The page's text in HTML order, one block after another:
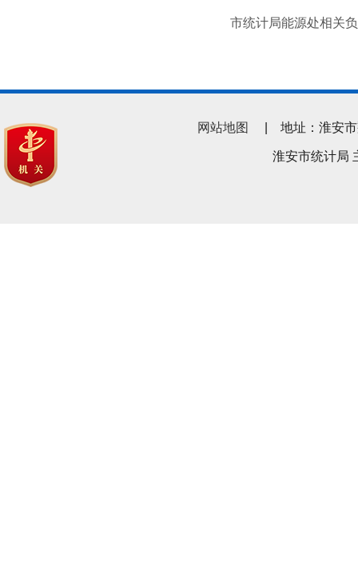
市统计局能源处相关负
网站地图 | 地址：淮安市
淮安市统计